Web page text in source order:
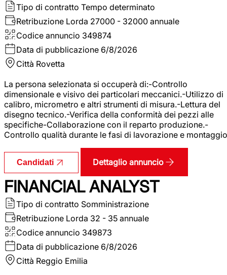
Tipo di contratto Tempo determinato
Retribuzione Lorda 27000 - 32000 annuale
Codice annuncio 349874
Data di pubblicazione 6/8/2026
Città Rovetta
La persona selezionata si occuperà di:-Controllo
dimensionale e visivo dei particolari meccanici.-Utilizzo di
calibro, micrometro e altri strumenti di misura.-Lettura del
disegno tecnico.-Verifica della conformità dei pezzi alle
specifiche-Collaborazione con il reparto produzione.-
Controllo qualità durante le fasi di lavorazione e
Candidati Dettaglio annuncio
FINANCIAL ANALYST
Tipo di contratto Somministrazione
Retribuzione Lorda 32 - 35 annuale
Codice annuncio 349873
Data di pubblicazione 6/8/2026
Città Reggio Emilia